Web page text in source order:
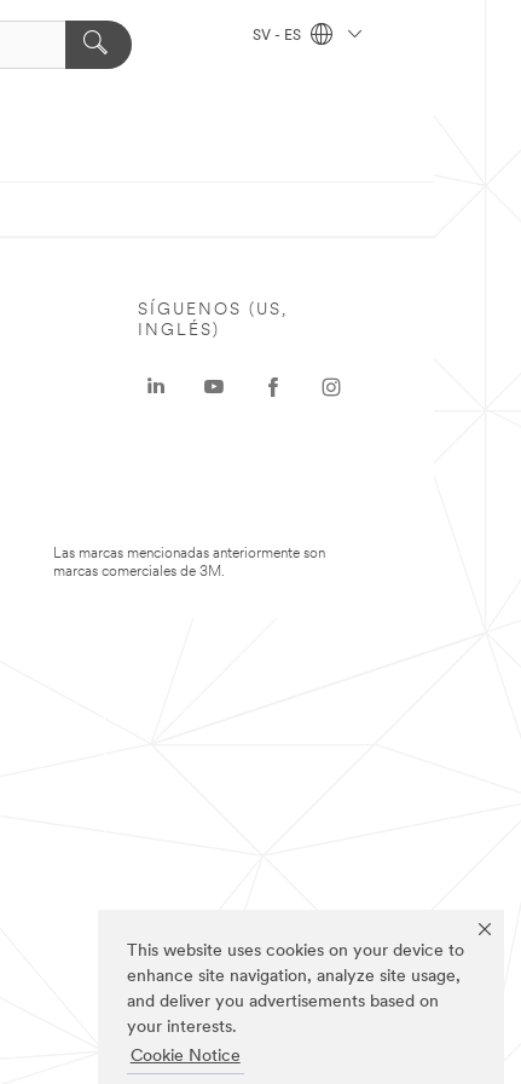
This website uses cookies on your device to
enhance site navigation, analyze site usage,
and deliver you advertisements based on
your interests.
Cookie Notice
SV - ES
SÍGUENOS (US,
INGLÉS)
Las marcas mencionadas anteriormente son
marcas comerciales de 3M.